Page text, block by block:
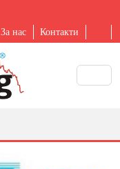
За нас Контакти